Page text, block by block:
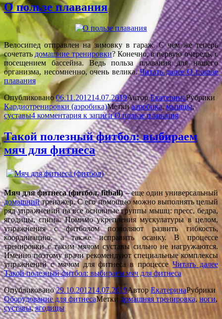
О пользе плавания
Велосипед отправлен на зимовку в гараж. С чем же теперь
сочетать домашние тренировки? Конечно, в первую очередь, с
посещением бассейна. Ведь польза плавания для нашего
организма, несомненно, очень велика.Читать далееО пользе
плавания
Опубликовано06.11.201214.07.2019АвторЕкатеринаРубрики
Кардиотренировки (аэробика)Меткиаэробика,мышцы,
суставы4 комментария к записи О пользе плавания
Такой полезный фитбол: выбираем
мяч для фитнеса
Мяч для фитнеса (фитбол, fitball)– еще один универсальный
домашнийтренажер. С его помощью можно выполнять целый
ряд упражнений на все основные группы мышц: пресс, бедра,
ягодицы, спина. Помимо укрепления мускулатуры в целом,
упражнения с фитболом позволяют развить гибкость,
координацию, а также исправить осанку. В процессе
тренировки с таким мячом суставы сильно не нагружаются.
Именно поэтому врачи рекомендуют специальные комплексы
упражнений с мячом для фитнеса в процессеЧитать далее
Такой полезный фитбол: выбираем мяч для фитнеса
Опубликовано29.10.201214.07.2019АвторЕкатеринаРубрики
Оборудование для фитнесаМетки домашняя тренировка,ноги,
суставы,ягодицы